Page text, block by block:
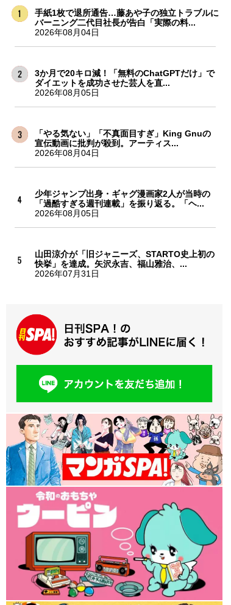
手紙1枚で退所通告…藤あや子の独立トラブルに
バーニング二代目社長が告白「実際の料...
2026年08月04日
3か月で20キロ減！「無料のChatGPTだけ」で
ダイエットを成功させた芸人を直...
2026年08月05日
「やる気ない」「不真面目すぎ」King Gnuの
宣伝動画に批判が殺到。アーティス...
2026年08月04日
少年ジャンプ出身・ギャグ漫画家2人が当時の
「過酷すぎる週刊連載」を振り返る。「ヘ...
2026年08月05日
山田涼介が「旧ジャニーズ、STARTO史上初の
快挙」を達成。矢沢永吉、福山雅治、...
2026年07月31日